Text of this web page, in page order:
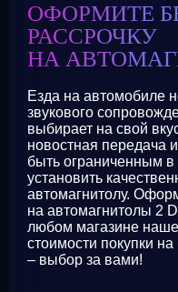
ОФОРМИТЕ
РАССРОЧКУ
НА
Езда на автомобиле
звукового
выбирает на свой
новостная передача
быть ограниченным
установить
автомагнитолу.
на автомагнитолы 2
любом магазине
стоимости покупки
– выбор за вами!